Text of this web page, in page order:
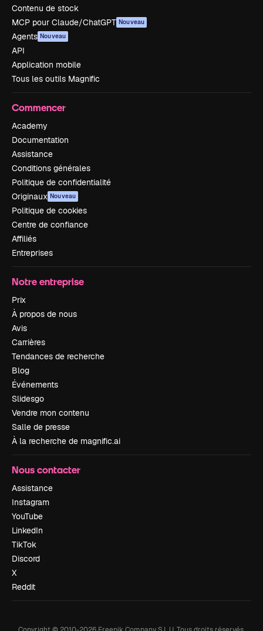
Contenu de stock
MCP pour Claude/ChatGPT Nouveau
Agents Nouveau
API
Application mobile
Tous les outils Magnific
Commencer
Academy
Documentation
Assistance
Conditions générales
Politique de confidentialité
Originaux Nouveau
Politique de cookies
Centre de confiance
Affiliés
Entreprises
Notre entreprise
Prix
À propos de nous
Avis
Carrières
Tendances de recherche
Blog
Événements
Slidesgo
Vendre mon contenu
Salle de presse
À la recherche de magnific.ai
Nous contacter
Assistance
Instagram
YouTube
LinkedIn
TikTok
Discord
X
Reddit